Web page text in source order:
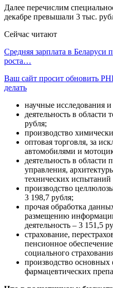
Далее перечислим
декабре превышали 3 тыс.
Сейчас читают
Средняя зарплата в
роста…
Ваш сайт просит обновить
делать
научные исследования
деятельность в области
рубля;
производство
оптовая торговля, за
автомобилями и
деятельность в области
управления,
технических испытаний
производство
3 198,7 рубля;
прочая обработка
размещению
деятельность – 3 151,5
страхование,
пенсионное
социального
производство основных
фармацевтических